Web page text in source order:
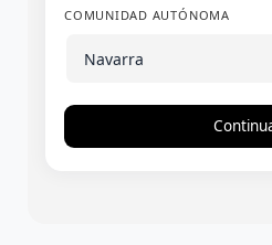
COMUNIDAD AUTÓNOMA